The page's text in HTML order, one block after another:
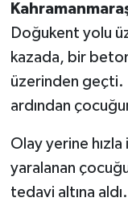
Doğukent yolu
kazada, bir
üzerinden geçti.
ardından
Olay yerine
yaralanan
tedavi altına
YEREL
MEDYA
ÜÇÜNCÜ